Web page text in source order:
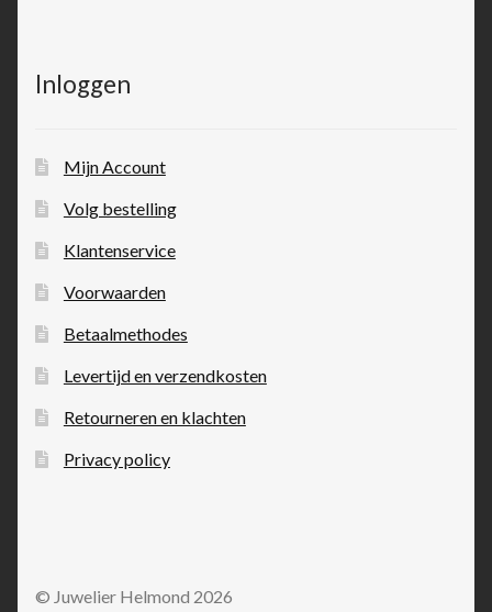
Inloggen
Mijn Account
Volg bestelling
Klantenservice
Voorwaarden
Betaalmethodes
Levertijd en verzendkosten
Retourneren en klachten
Privacy policy
© Juwelier Helmond 2026